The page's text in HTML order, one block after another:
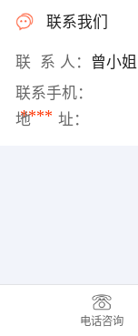
联系我们
联 系 人：
曾小
联系手机：
****
地 址：
电话咨询